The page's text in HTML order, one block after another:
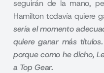
seguirán de la mano,
Hamilton todavía quiere
sería el momento
quiere ganar más
porque como he dicho,
a Top Gear.